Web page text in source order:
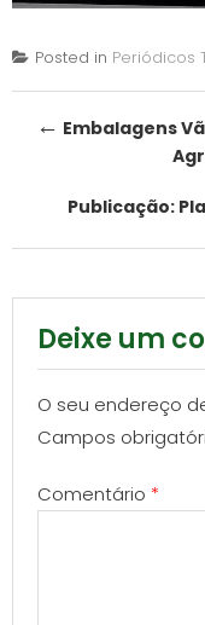
Posted in Periódicos
Post
navigation
← Embalagens
Publicação:
Deixe um
O seu endereço
Campos
Comentário *